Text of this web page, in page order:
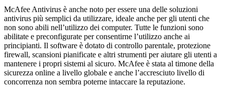
McAfee Antivirus è anche noto per essere una delle soluzioni
antivirus più semplici da utilizzare, ideale anche per gli utenti che
non sono abili nell’utilizzo dei computer. Tutte le funzioni sono
abilitate e preconfigurate per consentirne l’utilizzo anche ai
principianti. Il software è dotato di controllo parentale, protezione
firewall, scansioni pianificate e altri strumenti per aiutare gli utenti a
mantenere i propri sistemi al sicuro. McAfee è stata al timone della
sicurezza online a livello globale e anche l’accresciuto livello di
concorrenza non sembra poterne intaccare la reputazione.